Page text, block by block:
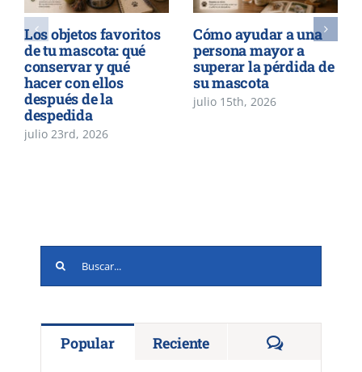
Los objetos favoritos
de tu mascota: qué
conservar y qué
hacer con ellos
después de la
despedida
julio 23rd, 2026
Cómo ayudar a una
persona mayor a
superar la pérdida de
su mascota
julio 15th, 2026
Popular Reciente